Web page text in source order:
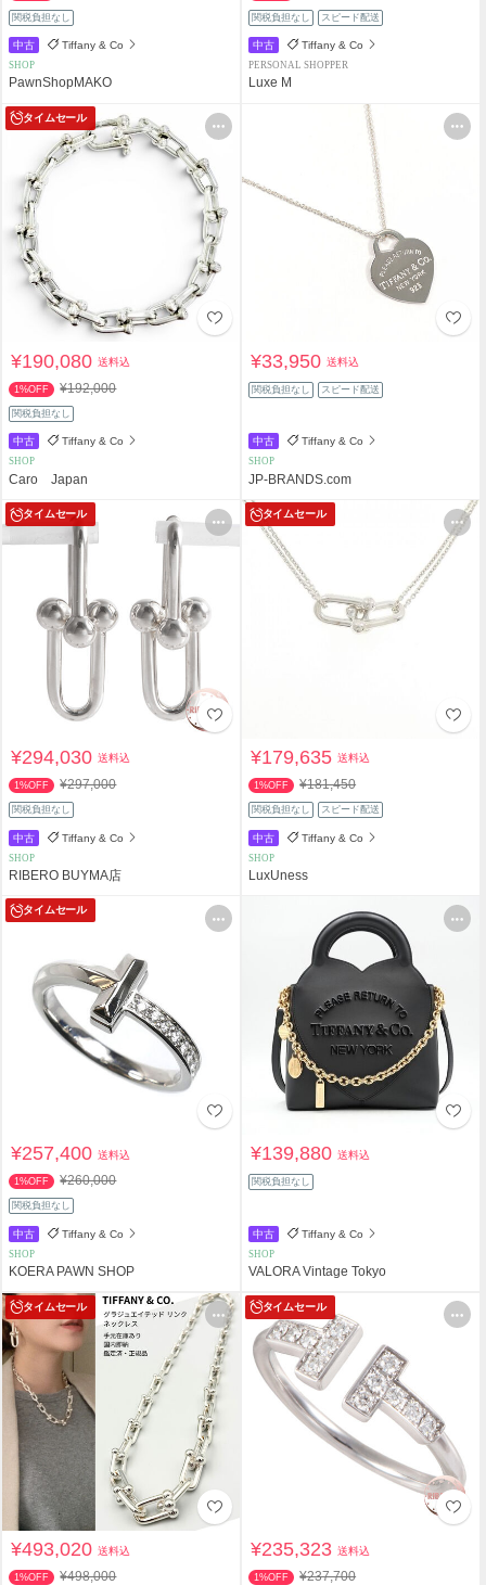
関税負担なし
中古 Tiffany & Co
SHOP
PawnShopMAKO
関税負担なし スピード配送
中古 Tiffany & Co
PERSONAL SHOPPER
Luxe M
タイムセール
¥190,080送料込
1%OFF ¥192,000
関税負担なし
中古 Tiffany & Co
SHOP
Caro Japan
¥33,950送料込
関税負担なし スピード配送
中古 Tiffany & Co
SHOP
JP-BRANDS.com
タイムセール
¥294,030送料込
1%OFF ¥297,000
関税負担なし
中古 Tiffany & Co
SHOP
RIBERO BUYMA店
タイムセール
¥179,635送料込
1%OFF ¥181,450
関税負担なし スピード配送
中古 Tiffany & Co
SHOP
LuxUness
タイムセール
¥257,400送料込
1%OFF ¥260,000
関税負担なし
中古 Tiffany & Co
SHOP
KOERA PAWN SHOP
¥139,880送料込
関税負担なし
中古 Tiffany & Co
SHOP
VALORA Vintage Tokyo
タイムセール
¥493,020送料込
1%OFF ¥498,000
タイムセール
¥235,323送料込
1%OFF ¥237,700